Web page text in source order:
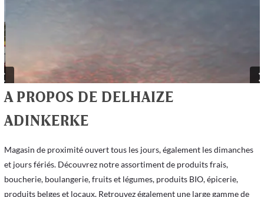
A PROPOS DE DELHAIZE
ADINKERKE
Magasin de proximité ouvert tous les jours, également les dimanches
et jours fériés. Découvrez notre assortiment de produits frais,
boucherie, boulangerie, fruits et légumes, produits BIO, épicerie,
produits belges et locaux. Retrouvez également une large gamme de